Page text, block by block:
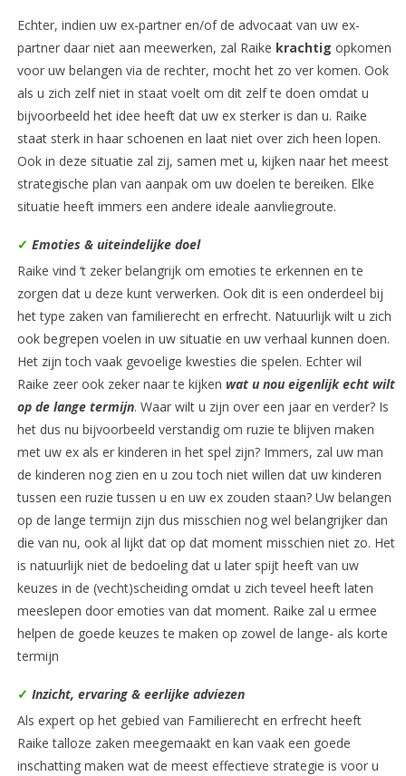
Echter, indien uw ex-partner en/of de advocaat van uw ex-
partner daar niet aan meewerken, zal Raike krachtig opkomen
voor uw belangen via de rechter, mocht het zo ver komen. Ook
als u zich zelf niet in staat voelt om dit zelf te doen omdat u
bijvoorbeeld het idee heeft dat uw ex sterker is dan u. Raike
staat sterk in haar schoenen en laat niet over zich heen lopen.
Ook in deze situatie zal zij, samen met u, kijken naar het meest
strategische plan van aanpak om uw doelen te bereiken. Elke
situatie heeft immers een andere ideale aanvliegroute.
✓ Emoties & uiteindelijke doel
Raike vind ‘t zeker belangrijk om emoties te erkennen en te
zorgen dat u deze kunt verwerken. Ook dit is een onderdeel bij
het type zaken van familierecht en erfrecht. Natuurlijk wilt u zich
ook begrepen voelen in uw situatie en uw verhaal kunnen doen.
Het zijn toch vaak gevoelige kwesties die spelen. Echter wil
Raike zeer ook zeker naar te kijken wat u nou eigenlijk echt wilt
op de lange termijn. Waar wilt u zijn over een jaar en verder? Is
het dus nu bijvoorbeeld verstandig om ruzie te blijven maken
met uw ex als er kinderen in het spel zijn? Immers, zal uw man
de kinderen nog zien en u zou toch niet willen dat uw kinderen
tussen een ruzie tussen u en uw ex zouden staan? Uw belangen
op de lange termijn zijn dus misschien nog wel belangrijker dan
die van nu, ook al lijkt dat op dat moment misschien niet zo. Het
is natuurlijk niet de bedoeling dat u later spijt heeft van uw
keuzes in de (vecht)scheiding omdat u zich teveel heeft laten
meeslepen door emoties van dat moment. Raike zal u ermee
helpen de goede keuzes te maken op zowel de lange- als korte
termijn
✓ Inzicht, ervaring & eerlijke adviezen
Als expert op het gebied van Familierecht en erfrecht heeft
Raike talloze zaken meegemaakt en kan vaak een goede
inschatting maken wat de meest effectieve strategie is voor u